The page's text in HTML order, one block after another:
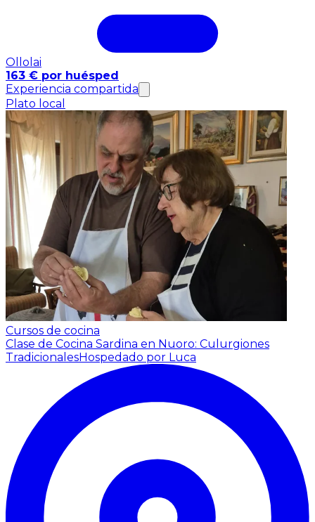
Ollolai
163 € por huésped
Experiencia compartida
Plato local
Cursos de cocina
Clase de Cocina Sardina en Nuoro: Culurgiones
TradicionalesHospedado por Luca